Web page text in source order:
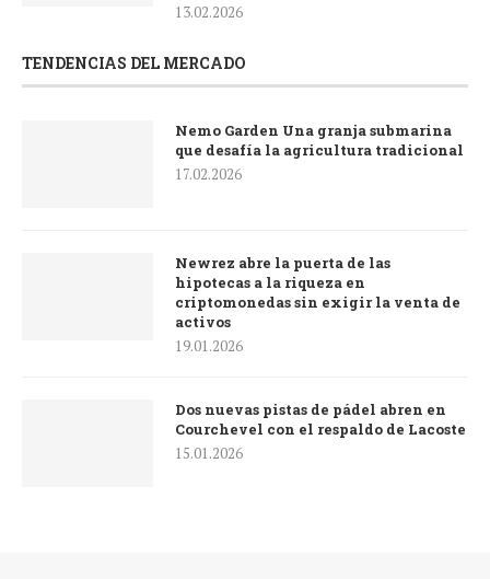
13.02.2026
TENDENCIAS DEL MERCADO
Nemo Garden Una granja submarina
que desafía la agricultura tradicional
17.02.2026
Newrez abre la puerta de las
hipotecas a la riqueza en
criptomonedas sin exigir la venta de
activos
19.01.2026
Dos nuevas pistas de pádel abren en
Courchevel con el respaldo de Lacoste
15.01.2026